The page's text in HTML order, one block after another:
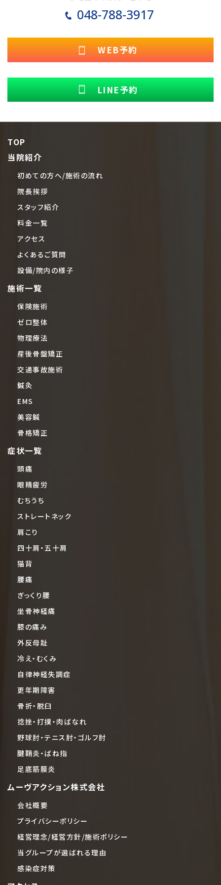
048-788-3917
WEB予約
LINE予約
TOP
当院紹介
初めての方へ/施術の流れ
院長挨拶
スタッフ紹介
料金一覧
アクセス
よくあるご質問
設備/院内の様子
施術一覧
保険施術
ゼロ整体
物理療法
産後骨盤矯正
交通事故施術
鍼灸
EMS
美容鍼
骨格矯正
症状一覧
頭痛
眼精疲労
むちうち
ストレートネック
肩こり
四十肩・五十肩
猫背
腰痛
ぎっくり腰
坐骨神経痛
膝の痛み
外反母趾
冷え・むくみ
自律神経失調症
更年期障害
骨折・脱臼
捻挫・打撲・肉ばなれ
野球肘・テニス肘・ゴルフ肘
腱鞘炎・ばね指
足底筋膜炎
ムーヴアクション株式会社
会社概要
プライバシーポリシー
経営理念/経営方針/施術ポリシー
当グループが選ばれる理由
感染症対策